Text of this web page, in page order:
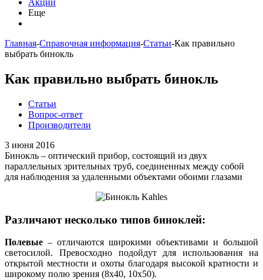
Акции
Еще
Главная-Справочная информация-Статьи-Как правильно
выбрать бинокль
Как правильно выбрать бинокль
Статьи
Вопрос-ответ
Производители
3 июня 2016
Бинокль – оптический прибор, состоящий из двух
параллельных зрительных труб, соединенных между собой
для наблюдения за удаленными объектами обоими глазами
Различают несколько типов биноклей:
Полевые – отличаются широкими объективами и большой
светосилой. Превосходно подойдут для использования на
открытой местности и охоты благодаря высокой кратности и
широкому полю зрения (8x40, 10x50).